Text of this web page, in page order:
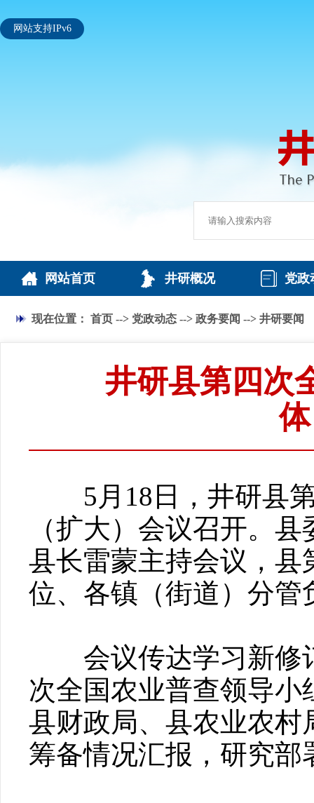
网站支持IPv6
网站首页 井研概况 党政
现在位置： 首页 --> 党政动态 --> 政务要闻 --> 井研要闻
井研县第四次
5月18日，井研县第
（扩大）会议召开。
县长雷蒙主持会议，
位、各镇（街道）分管
会议传达学习新修
次全国农业普查领导
县财政局、县农业农
筹备情况汇报，研究部